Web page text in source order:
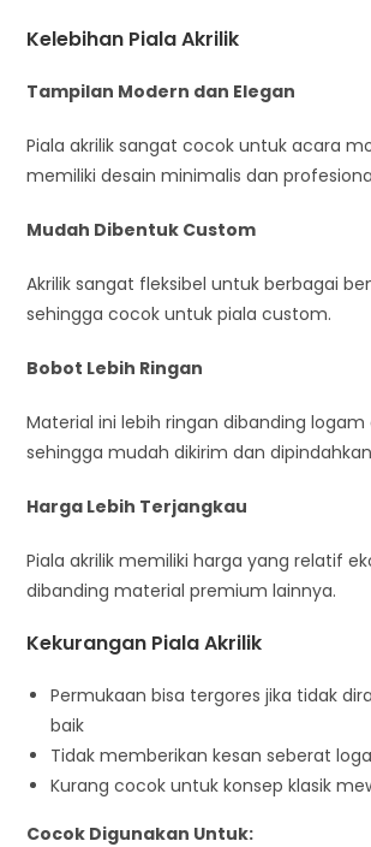
Kelebihan Piala Akrilik
Tampilan Modern dan Elegan
Piala akrilik sangat cocok untuk acara
memiliki desain minimalis dan
Mudah Dibentuk Custom
Akrilik sangat fleksibel untuk berbagai
sehingga cocok untuk piala custom.
Bobot Lebih Ringan
Material ini lebih ringan dibanding logam
sehingga mudah dikirim dan
Harga Lebih Terjangkau
Piala akrilik memiliki harga yang relatif
dibanding material premium lainnya.
Kekurangan Piala Akrilik
Permukaan bisa tergores jika tidak
baik
Tidak memberikan kesan seberat
Kurang cocok untuk konsep klasik
Cocok Digunakan Untuk: